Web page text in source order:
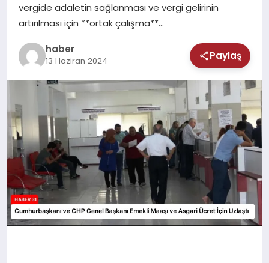
vergide adaletin sağlanması ve vergi gelirinin
artırılması için **ortak çalışma**…
haber
13 Haziran 2024 Paylaş